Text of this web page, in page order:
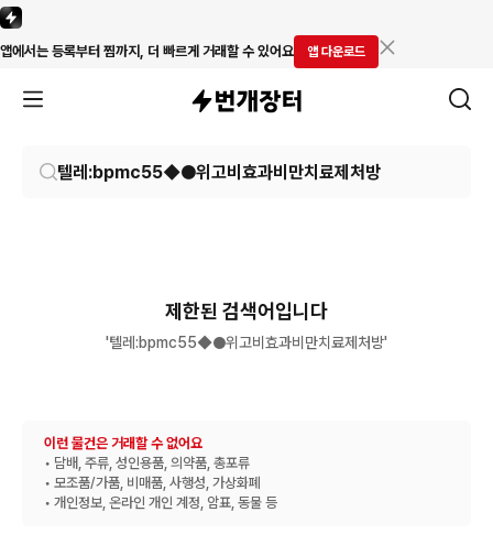
앱에서는 등록부터 찜까지, 더 빠르게 거래할 수 있어요 앱 다운로드
제한된 검색어입니다
'텔레:bpmc55◆●위고비효과비만치료제처방'
이런 물건은 거래할 수 없어요
• 담배, 주류, 성인용품, 의약품, 총포류
• 모조품/가품, 비매품, 사행성, 가상화폐
• 개인정보, 온라인 개인 계정, 암표, 동물 등